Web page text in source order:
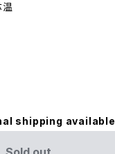
温
shipping available